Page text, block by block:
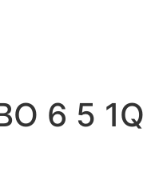
6 5